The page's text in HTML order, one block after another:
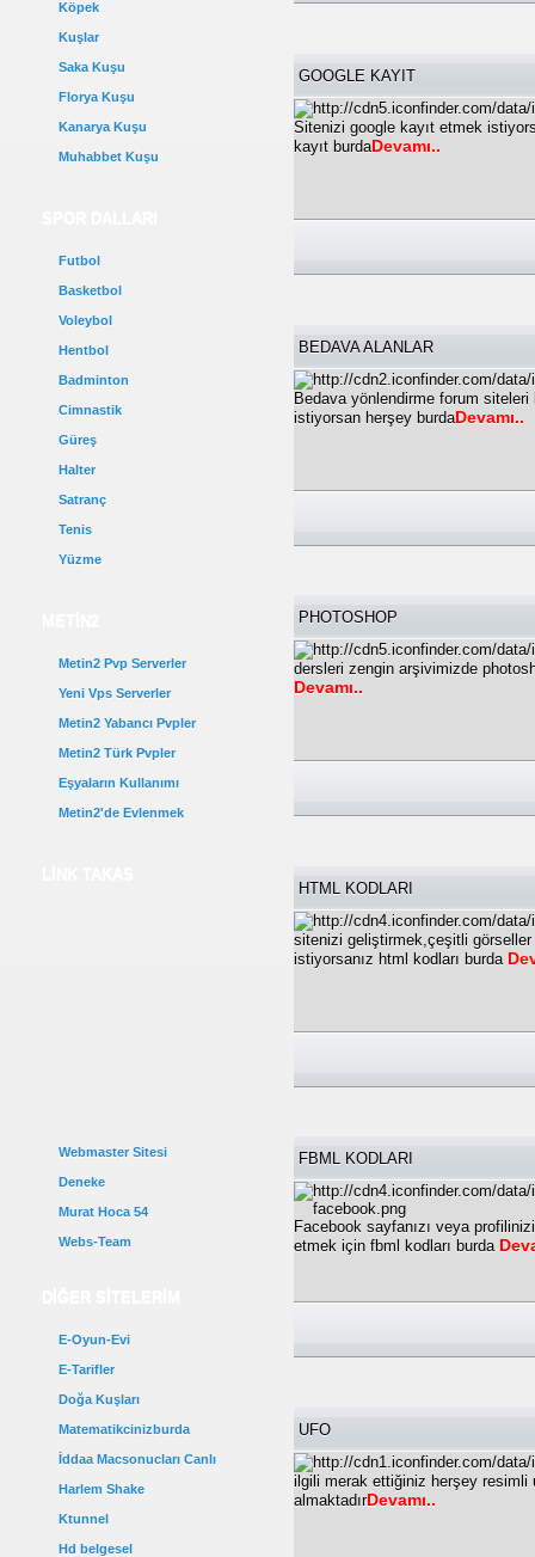
Köpek
Kuşlar
Saka Kuşu
Florya Kuşu
Kanarya Kuşu
Muhabbet Kuşu
Futbol
Basketbol
Voleybol
Hentbol
Badminton
Cimnastik
Güreş
Halter
Satranç
Tenis
Yüzme
Metin2 Pvp Serverler
Yeni Vps Serverler
Metin2 Yabancı Pvpler
Metin2 Türk Pvpler
Eşyaların Kullanımı
Metin2'de Evlenmek
E-Oyun-Evi
E-Tarifler
Doğa Kuşları
Matematikcinizburda
İddaa Macsonucları Canlı
Harlem Shake
Ktunnel
Hd belgesel
GOOGLE KAYIT
Sitenizi google kayıt etmek
kayıt burdaDevamı..
BEDAVA ALANLAR
Bedava yönlendirme forum
istiyorsan herşey burdaDevamı..
PHOTOSHOP
dersleri zengin arşivimizde
Devamı..
HTML KODLARI
sitenizi geliştirmek,çeşitli
istiyorsanız html kodları burda
FBML KODLARI
Facebook sayfanızı veya
etmek için fbml kodları burda
UFO
ilgili merak ettiğiniz herşey resimli
almaktadırDevamı..